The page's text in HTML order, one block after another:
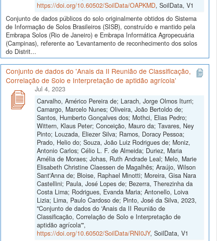
https://doi.org/10.60502/SoilData/OAPKMD, SoilData, V1
Conjunto de dados públicos do solo originalmente obtidos do Sistema
de Informação de Solos Brasileiros (SISB), construído e mantido pela
Embrapa Solos (Rio de Janeiro) e Embrapa Informática Agropecuária
(Campinas), referente ao 'Levantamento de reconhecimento dos solos
do Distrit...
Conjunto de dados do 'Anais da II Reunião de Classificação,
Correlação de Solo e Interpretação de aptidão agrícola'
Jul 4, 2023
Carvalho, Américo Pereira de; Larach, Jorge Olmos Iturri;
Camargo, Marcelo Nunes; Oliveira, João Bertoldo de;
Santos, Humberto Gonçalves dos; Mothci, Elias Pedro;
Wittern, Klaus Peter; Conceição, Mauro da; Tavares, Ney
Pinto; Louzada, Eliezer Silva; Ramos, Doracy Pessoa;
Prado, Helio do; Souza, João Luiz Rodrigues de; Moniz,
Antonio Carlos; Célio L. F. de Almeida; Duriez, Maria
Amélia de Moraes; Johas, Ruth Andrade Leal; Melo, Marie
Elisabeth Christine Claessen de Magalhẽs; Araújo, Wilson
Sant'Anna de; Bloise, Raphael Minotti; Moreira, Gisa Nara
Castellini; Paula, José Lopes de; Bezerra, Therezinha da
Costa Lima; Rodrigues, Evanda Maria; Antonello, Loiva
Lizia; Lima, Paulo Cardoso de; Pinto, José da Silva, 2023,
"Conjunto de dados do 'Anais da II Reunião de
Classificação, Correlação de Solo e Interpretação de
aptidão agrícola'",
https://doi.org/10.60502/SoilData/RNI0JY, SoilData, V1